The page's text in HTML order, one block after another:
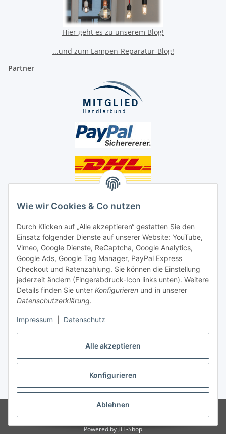
Alle akzeptieren
Konfigurieren
Ablehnen
Wie wir Cookies & Co nutzen
Durch Klicken auf „Alle akzeptieren“ gestatten Sie den
Einsatz folgender Dienste auf unserer Website: YouTube,
Vimeo, Google Dienste, ReCaptcha, Google Analytics,
Google Ads, Google Tag Manager, PayPal Express
Checkout und Ratenzahlung. Sie können die Einstellung
jederzeit ändern (Fingerabdruck-Icon links unten). Weitere
Details finden Sie unter Konfigurieren und in unserer
Datenschutzerklärung.
Impressum Datenschutz
Hier geht es zu unserem Blog!
...und zum Lampen-Reparatur-Blog!
Partner
Social Media
Unsere Dienstleistungen
Lampenreparatur
Lichtservice für Senioren
Vertrag widerrufen
* Alle Preise inkl. gesetzlicher USt., ** siehe Lieferbedingungen, zzgl.
Versand
Endkunden und Wiederverkäufer
Powered byJTL-Shop